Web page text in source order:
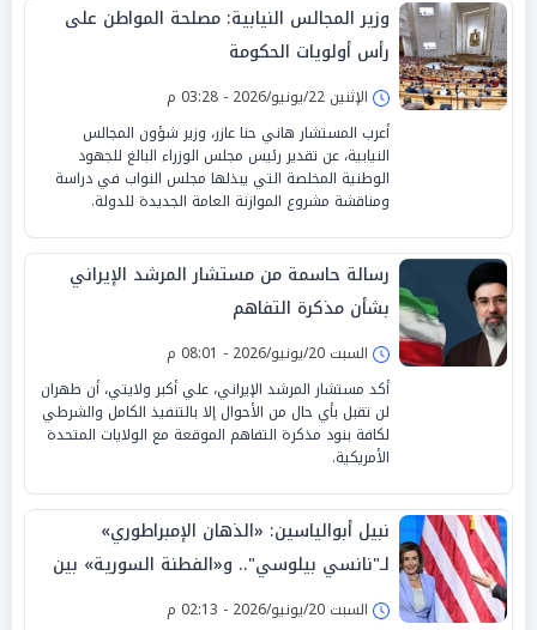
وزير المجالس النيابية: مصلحة المواطن على
رأس أولويات الحكومة
الإثنين 22/يونيو/2026 - 03:28 م
أعرب المستشار هاني حنا عازر، وزير شؤون المجالس
النيابية، عن تقدير رئيس مجلس الوزراء البالغ للجهود
الوطنية المخلصة التي يبذلها مجلس النواب في دراسة
ومناقشة مشروع الموازنة العامة الجديدة للدولة.
رسالة حاسمة من مستشار المرشد الإيراني
بشأن مذكرة التفاهم
السبت 20/يونيو/2026 - 08:01 م
أكد مستشار المرشد الإيراني، علي أكبر ولايتي، أن طهران
لن تقبل بأي حال من الأحوال إلا بالتنفيذ الكامل والشرطي
لكافة بنود مذكرة التفاهم الموقعة مع الولايات المتحدة
الأمريكية.
نبيل أبوالياسين: «الذهان الإمبراطوري»
لـ"نانسي بيلوسي".. و«الفطنة السورية» بين
«الجغرافيا البديلة» و«الارتداد السيكوباتي»
السبت 20/يونيو/2026 - 02:13 م